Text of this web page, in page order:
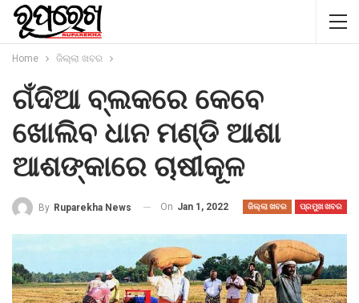
Home ଜିଲ୍ଲା ଖବର
ଗଁଦିଆ ବ୍ଲକରେ କେବେ
ଖୋଲିବ ଧାନ ମଣ୍ଡି ଆଶା
ଆଶଙ୍କାରେ ଚାଷୀକୂଳ
ଜିଲ୍ଲା ଖବର ପ୍ରମୁଖ ଖବର
By Ruparekha News On Jan 1, 2022